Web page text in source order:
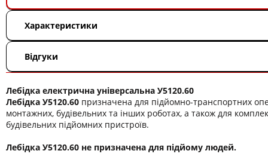
Характеристики
Відгуки
Лебідка електрична універсальна У5120.60
Лебідка У5120.60 призначена для підйомно-транспортних
монтажних, будівельних та інших роботах, а також для
будівельних підйомних пристроїв.
Лебідка У5120.60 не призначена для підйому людей.